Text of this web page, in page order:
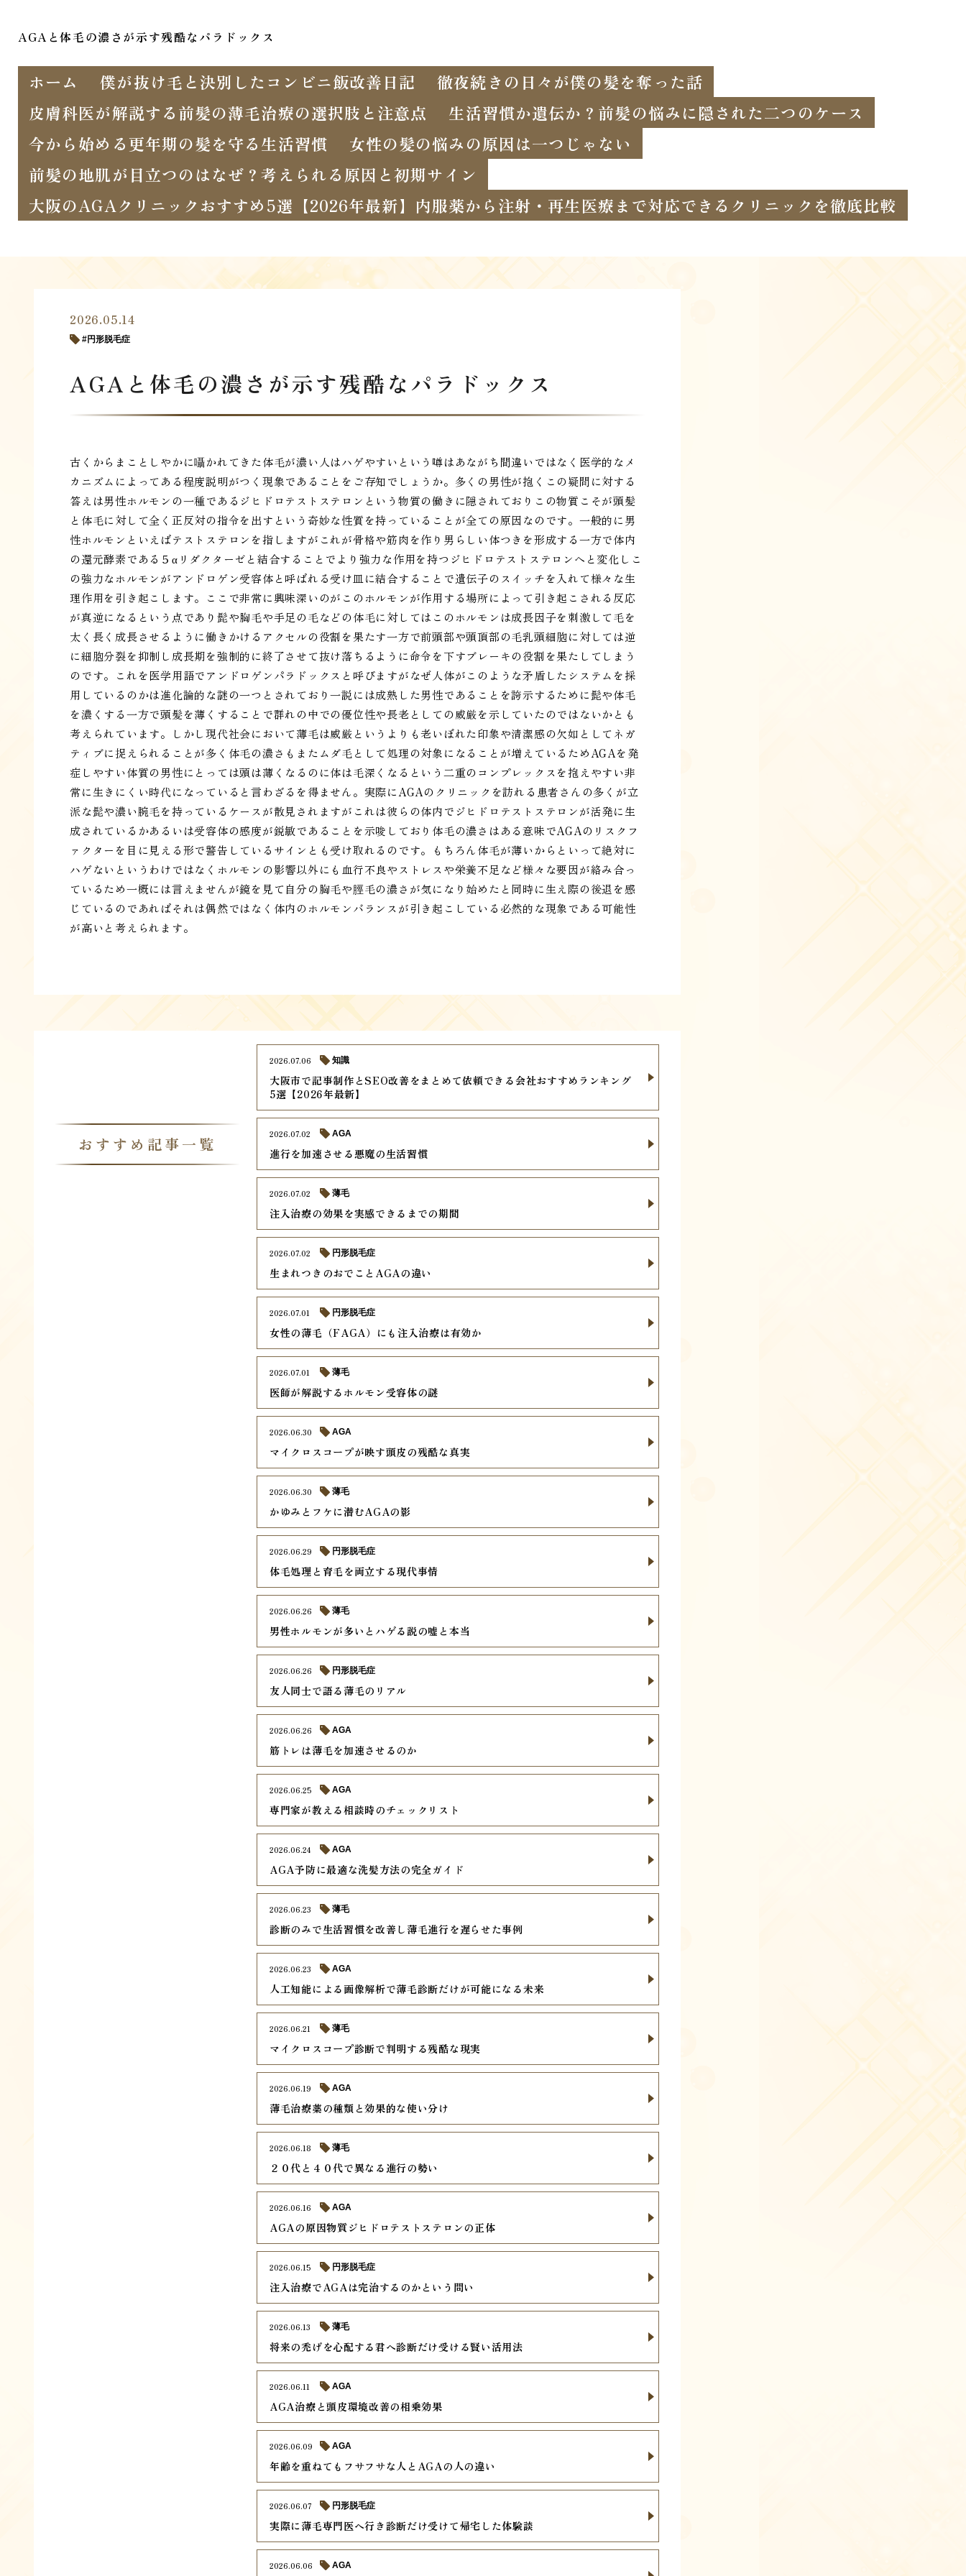
AGAと体毛の濃さが示す残酷なパラドックス
ホーム 僕が抜け毛と決別したコンビニ飯改善日記
徹夜続きの日々が僕の髪を奪った話
皮膚科医が解説する前髪の薄毛治療の選択肢と注意点
生活習慣か遺伝か？前髪の悩みに隠された二つのケース
今から始める更年期の髪を守る生活習慣
女性の髪の悩みの原因は一つじゃない
前髪の地肌が目立つのはなぜ？考えられる原因と初期サイン
大阪のAGAクリニックおすすめ5選【2026年最新】内服薬から注射・再生医療まで対応できるクリニックを徹底比較
2026.05.14
円形脱毛症
AGAと体毛の濃さが示す残酷なパラドックス
古くからまことしやかに囁かれてきた体毛が濃い人はハゲやすいという噂はあながち間違いではなく医学的なメ
カニズムによってある程度説明がつく現象であることをご存知でしょうか。多くの男性が抱くこの疑問に対する
答えは男性ホルモンの一種であるジヒドロテストステロンという物質の働きに隠されておりこの物質こそが頭髪
と体毛に対して全く正反対の指令を出すという奇妙な性質を持っていることが全ての原因なのです。一般的に男
性ホルモンといえばテストステロンを指しますがこれが骨格や筋肉を作り男らしい体つきを形成する一方で体内
の還元酵素である５αリダクターゼと結合することでより強力な作用を持つジヒドロテストステロンへと変化しこ
の強力なホルモンがアンドロゲン受容体と呼ばれる受け皿に結合することで遺伝子のスイッチを入れて様々な生
理作用を引き起こします。ここで非常に興味深いのがこのホルモンが作用する場所によって引き起こされる反応
が真逆になるという点であり髭や胸毛や手足の毛などの体毛に対してはこのホルモンは成長因子を刺激して毛を
太く長く成長させるように働きかけるアクセルの役割を果たす一方で前頭部や頭頂部の毛乳頭細胞に対しては逆
に細胞分裂を抑制し成長期を強制的に終了させて抜け落ちるように命令を下すブレーキの役割を果たしてしまう
のです。これを医学用語でアンドロゲンパラドックスと呼びますがなぜ人体がこのような矛盾したシステムを採
用しているのかは進化論的な謎の一つとされており一説には成熟した男性であることを誇示するために髭や体毛
を濃くする一方で頭髪を薄くすることで群れの中での優位性や長老としての威厳を示していたのではないかとも
考えられています。しかし現代社会において薄毛は威厳というよりも老いぼれた印象や清潔感の欠如としてネガ
ティブに捉えられることが多く体毛の濃さもまたムダ毛として処理の対象になることが増えているためAGAを発
症しやすい体質の男性にとっては頭は薄くなるのに体は毛深くなるという二重のコンプレックスを抱えやすい非
常に生きにくい時代になっていると言わざるを得ません。実際にAGAのクリニックを訪れる患者さんの多くが立
派な髭や濃い腕毛を持っているケースが散見されますがこれは彼らの体内でジヒドロテストステロンが活発に生
成されているかあるいは受容体の感度が鋭敏であることを示唆しており体毛の濃さはある意味でAGAのリスクフ
ァクターを目に見える形で警告しているサインとも受け取れるのです。もちろん体毛が薄いからといって絶対に
ハゲないというわけではなくホルモンの影響以外にも血行不良やストレスや栄養不足など様々な要因が絡み合っ
ているため一概には言えませんが鏡を見て自分の胸毛や脛毛の濃さが気になり始めたと同時に生え際の後退を感
じているのであればそれは偶然ではなく体内のホルモンバランスが引き起こしている必然的な現象である可能性
が高いと考えられます。
おすすめ記事一覧
大阪市で記事制作とSEO改善をまとめて依頼できる会社おすすめランキング
5選【2026年最新】
2026.07.06 知識
進行を加速させる悪魔の生活習慣
2026.07.02 AGA
注入治療の効果を実感できるまでの期間
2026.07.02 薄毛
生まれつきのおでことAGAの違い
2026.07.02 円形脱毛症
女性の薄毛（FAGA）にも注入治療は有効か
2026.07.01 円形脱毛症
医師が解説するホルモン受容体の謎
2026.07.01 薄毛
マイクロスコープが映す頭皮の残酷な真実
2026.06.30 AGA
かゆみとフケに潜むAGAの影
2026.06.30 薄毛
体毛処理と育毛を両立する現代事情
2026.06.29 円形脱毛症
男性ホルモンが多いとハゲる説の嘘と本当
2026.06.26 薄毛
友人同士で語る薄毛のリアル
2026.06.26 円形脱毛症
筋トレは薄毛を加速させるのか
2026.06.26 AGA
専門家が教える相談時のチェックリスト
2026.06.25 AGA
AGA予防に最適な洗髪方法の完全ガイド
2026.06.24 AGA
診断のみで生活習慣を改善し薄毛進行を遅らせた事例
2026.06.23 薄毛
人工知能による画像解析で薄毛診断だけが可能になる未来
2026.06.23 AGA
マイクロスコープ診断で判明する残酷な現実
2026.06.21 薄毛
薄毛治療薬の種類と効果的な使い分け
2026.06.19 AGA
２０代と４０代で異なる進行の勢い
2026.06.18 薄毛
AGAの原因物質ジヒドロテストステロンの正体
2026.06.16 AGA
注入治療でAGAは完治するのかという問い
2026.06.15 円形脱毛症
将来の禿げを心配する君へ診断だけ受ける賢い活用法
2026.06.13 薄毛
AGA治療と頭皮環境改善の相乗効果
2026.06.11 AGA
年齢を重ねてもフサフサな人とAGAの人の違い
2026.06.09 AGA
実際に薄毛専門医へ行き診断だけ受けて帰宅した体験談
2026.06.07 円形脱毛症
2026.06.06 AGA